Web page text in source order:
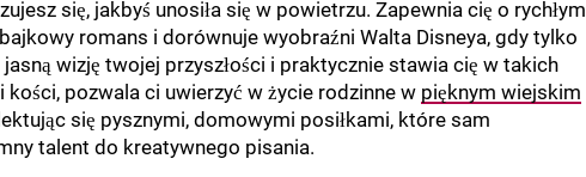
się, jakbyś unosiła się w powietrzu. Zapewnia cię o rychłym
romans i dorównuje wyobraźni Walta Disneya, gdy tylko
wizję twojej przyszłości i praktycznie stawia cię w takich
pozwala ci uwierzyć w życie rodzinne w pięknym wiejskim
się pysznymi, domowymi posiłkami, które sam
talent do kreatywnego pisania.